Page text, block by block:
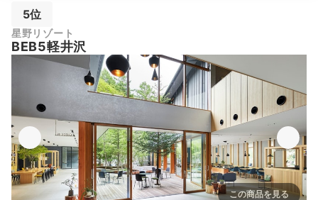
5位
星野リゾート
BEB5軽井沢
この商品を見る